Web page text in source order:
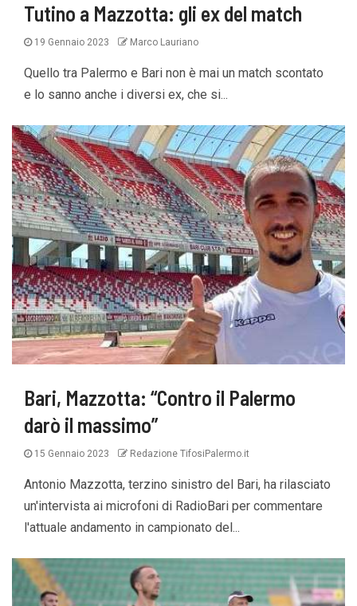
Tutino a Mazzotta: gli ex del match
19 Gennaio 2023 Marco Lauriano
Quello tra Palermo e Bari non è mai un match scontato
e lo sanno anche i diversi ex, che si...
Bari, Mazzotta: “Contro il Palermo
darò il massimo”
15 Gennaio 2023 Redazione TifosiPalermo.it
Antonio Mazzotta, terzino sinistro del Bari, ha rilasciato
un'intervista ai microfoni di RadioBari per commentare
l'attuale andamento in campionato del...